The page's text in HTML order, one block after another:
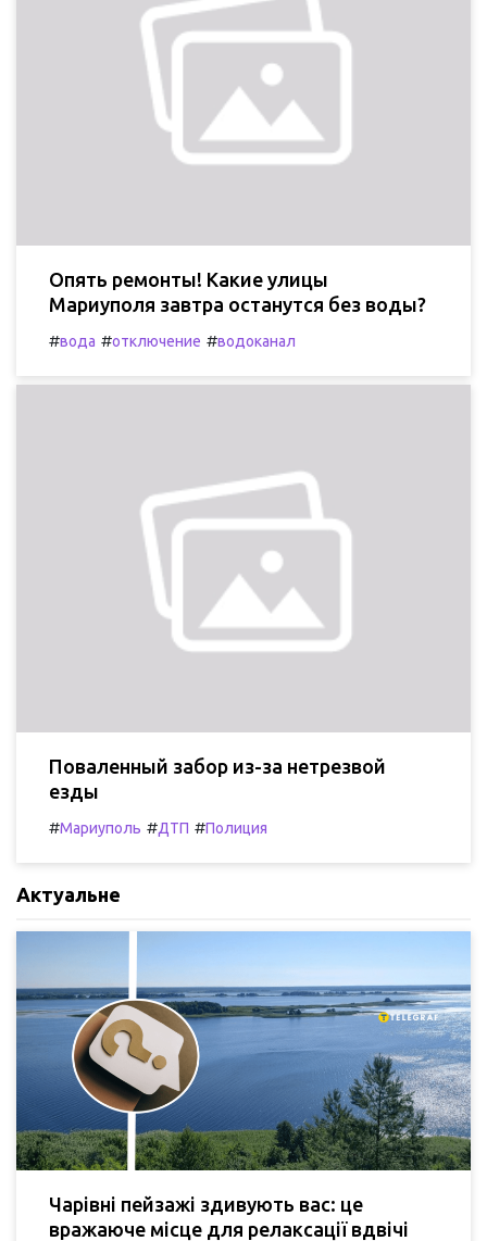
Опять ремонты! Какие улицы
Мариуполя завтра останутся без воды?
#вода #отключение #водоканал
Поваленный забор из-за нетрезвой
езды
#Мариуполь #ДТП #Полиция
Актуальне
Чарівні пейзажі здивують вас: це
вражаюче місце для релаксації вдвічі